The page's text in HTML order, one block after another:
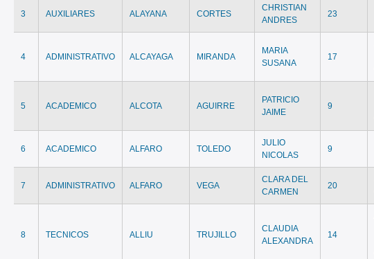
3 AUXILIARES ALAYANA CORTES
CHRISTIAN
ANDRES
23
4 ADMINISTRATIVO ALCAYAGA MIRANDA
MARIA
SUSANA
17
5 ACADEMICO ALCOTA AGUIRRE
PATRICIO
JAIME
9
6 ACADEMICO ALFARO TOLEDO
JULIO
NICOLAS
9
7 ADMINISTRATIVO ALFARO VEGA
CLARA DEL
CARMEN
20
8 TECNICOS ALLIU TRUJILLO
CLAUDIA
ALEXANDRA
14